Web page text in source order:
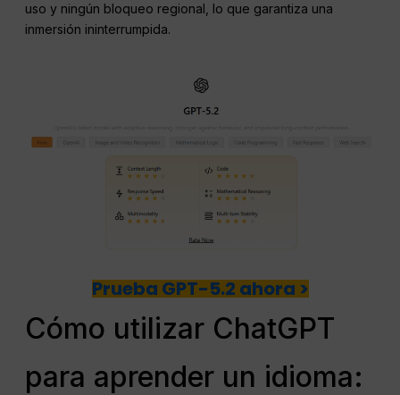
uso y ningún bloqueo regional, lo que garantiza una
inmersión ininterrumpida.
Prueba GPT-5.2 ahora >
Cómo utilizar ChatGPT
para aprender un idioma: